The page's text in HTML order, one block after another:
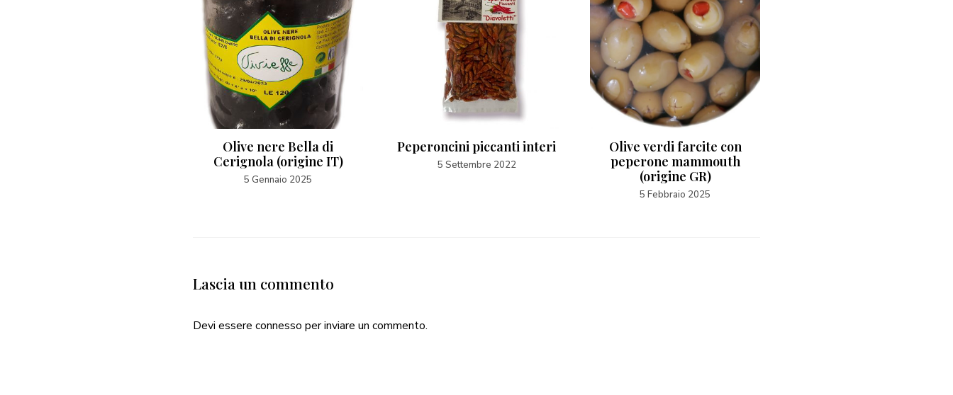
Olive nere Bella di
Cerignola (origine IT)
5 Gennaio 2025
Peperoncini piccanti interi
5 Settembre 2022
Olive verdi farcite con
peperone mammouth
(origine GR)
5 Febbraio 2025
Lascia un commento
Devi essere connesso per inviare un commento.